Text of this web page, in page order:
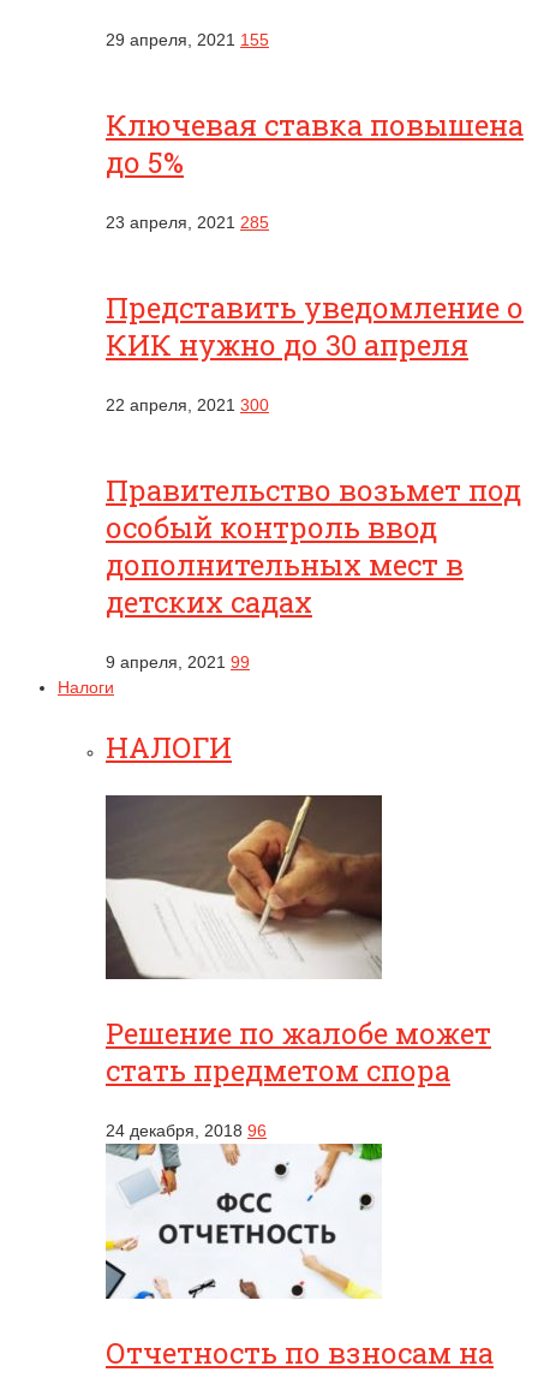
29 апреля, 2021 155
Ключевая ставка повышена
до 5%
23 апреля, 2021 285
Представить уведомление о
КИК нужно до 30 апреля
22 апреля, 2021 300
Правительство возьмет под
особый контроль ввод
дополнительных мест в
детских садах
9 апреля, 2021 99
Налоги
НАЛОГИ
Решение по жалобе может
стать предметом спора
24 декабря, 2018 96
Отчетность по взносам на